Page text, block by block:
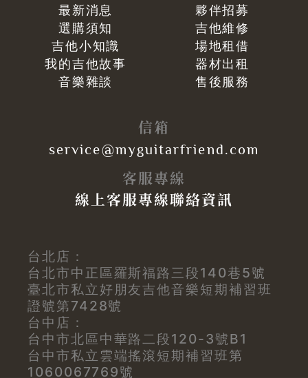
最新消息
選購須知
吉他小知識
我的吉他故事
音樂雜談
夥伴招募
吉他維修
場地租借
器材出租
售後服務
信箱
service@myguitarfriend.com
客服專線
線上客服專線聯絡資訊
台北店：
台北市中正區羅斯福路三段140巷5號
臺北市私立好朋友吉他音樂短期補習班
證號第7428號
台中店：
台中市北區中華路二段120-3號B1
台中市私立雲端搖滾短期補習班第
1060067769號